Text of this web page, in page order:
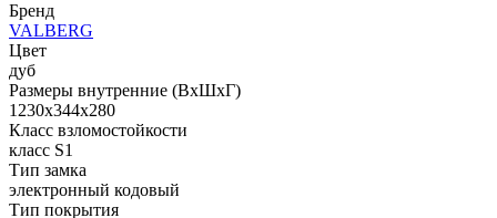
Бренд
VALBERG
Цвет
дуб
Размеры внутренние (ВхШхГ)
1230x344x280
Класс взломостойкости
класс S1
Тип замка
электронный кодовый
Тип покрытия